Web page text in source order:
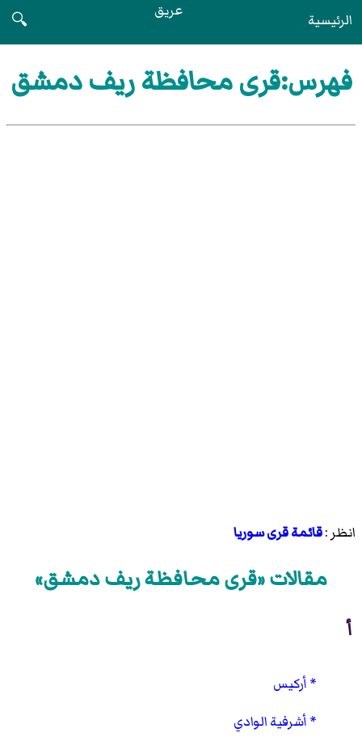
الرئيسية عريق
🔍
فهرس:قرى محافظة ريف دمشق
انظر :قائمة قرى سوريا
مقالات «قرى محافظة ريف دمشق»
أ
أركيس
أشرفية الوادي